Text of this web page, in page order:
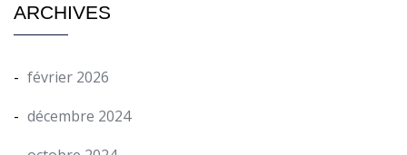
ARCHIVES
février 2026
décembre 2024